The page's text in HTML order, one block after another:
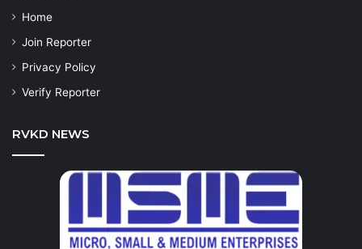
Home
Join Reporter
Privacy Policy
Verify Reporter
RVKD NEWS